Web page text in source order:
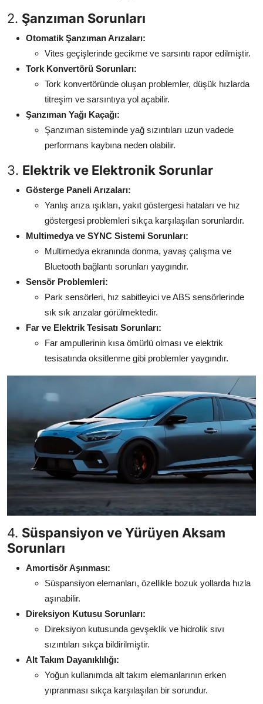
2. Şanzıman Sorunları
Otomatik Şanzıman Arızaları:
Vites geçişlerinde gecikme ve sarsıntı rapor edilmiştir.
Tork Konvertörü Sorunları:
Tork konvertöründe oluşan problemler, düşük hızlarda
titreşim ve sarsıntıya yol açabilir.
Şanzıman Yağı Kaçağı:
Şanzıman sisteminde yağ sızıntıları uzun vadede
performans kaybına neden olabilir.
3. Elektrik ve Elektronik Sorunlar
Gösterge Paneli Arızaları:
Yanlış arıza ışıkları, yakıt göstergesi hataları ve hız
göstergesi problemleri sıkça karşılaşılan sorunlardır.
Multimedya ve SYNC Sistemi Sorunları:
Multimedya ekranında donma, yavaş çalışma ve
Bluetooth bağlantı sorunları yaygındır.
Sensör Problemleri:
Park sensörleri, hız sabitleyici ve ABS sensörlerinde
sık sık arızalar görülmektedir.
Far ve Elektrik Tesisatı Sorunları:
Far ampullerinin kısa ömürlü olması ve elektrik
tesisatında oksitlenme gibi problemler yaygındır.
4. Süspansiyon ve Yürüyen Aksam
Sorunları
Amortisör Aşınması:
Süspansiyon elemanları, özellikle bozuk yollarda hızla
aşınabilir.
Direksiyon Kutusu Sorunları:
Direksiyon kutusunda gevşeklik ve hidrolik sıvı
sızıntıları sıkça bildirilmiştir.
Alt Takım Dayanıklılığı:
Yoğun kullanımda alt takım elemanlarının erken
yıpranması sıkça karşılaşılan bir sorundur.